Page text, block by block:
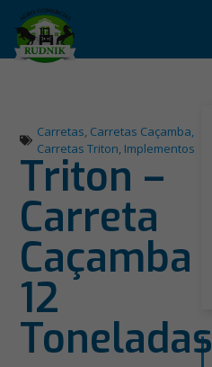
Carretas, Carretas Caçamba,
Carretas Triton, Implementos
Triton –
Carreta
Caçamba
12
Toneladas